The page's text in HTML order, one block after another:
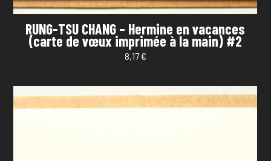
RUNG-TSU CHANG – Hermine en vacances
(carte de vœux imprimée à la main) #2
8,17€